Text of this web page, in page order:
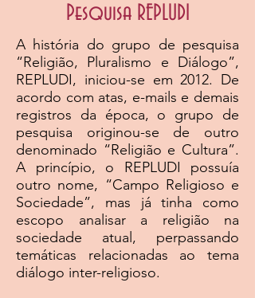
Pesquisa REPLUDI
A história do grupo de pesquisa
“Religião, Pluralismo e Diálogo”,
REPLUDI, iniciou-se em 2012. De
acordo com atas, e-mails e demais
registros da época, o grupo de
pesquisa originou-se de outro
denominado “Religião e Cultura”.
A princípio, o REPLUDI possuía
outro nome, “Campo Religioso e
Sociedade”, mas já tinha como
escopo analisar a religião na
sociedade atual, perpassando
temáticas relacionadas ao tema
diálogo inter-religioso.